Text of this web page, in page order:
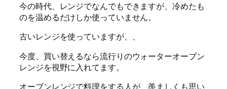
今の時代、レンジでなんでもできますが、冷めたも
のを温めるだけしか使っていません。
古いレンジを使っていますが、、
今度、買い替えるなら流行りのウォーターオーブン
レンジを視野に入れてます。
オーブンレンジで料理をする人が、羨ましくも思い